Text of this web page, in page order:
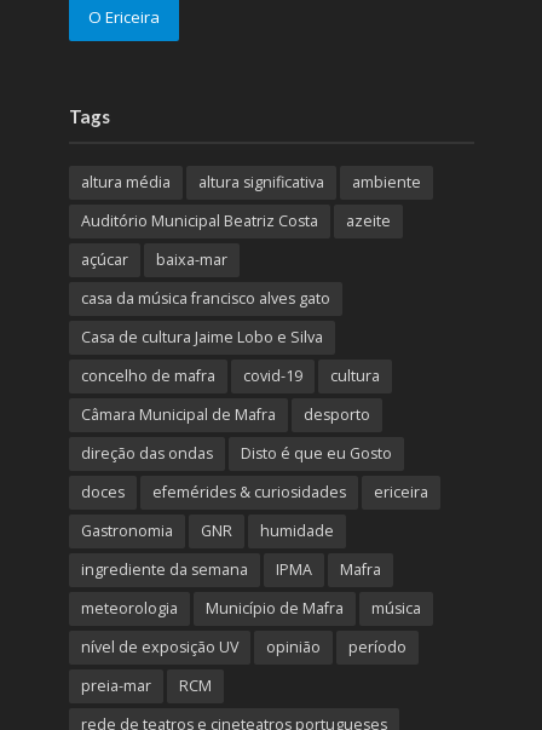
O Ericeira
Tags
altura média altura significativa
ambiente
Auditório Municipal Beatriz Costa
azeite
açúcar
baixa-mar
casa da música francisco alves gato
Casa de cultura Jaime Lobo e Silva
concelho de mafra
covid-19
cultura
Câmara Municipal de Mafra
desporto
direção das ondas
Disto é que eu Gosto
doces
efemérides & curiosidades
ericeira
Gastronomia
GNR
humidade
ingrediente da semana
IPMA
Mafra
meteorologia
Município de Mafra
música
nível de exposição UV
opinião
período
preia-mar
RCM
rede de teatros e cineteatros portugueses